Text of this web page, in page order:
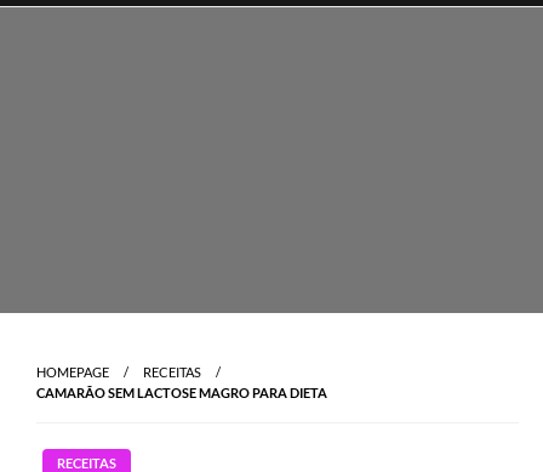
Skip
HOMEPAGE
RECEITAS
CAMARÃO SEM LACTOSE MAGRO PARA DIETA
RECEITAS